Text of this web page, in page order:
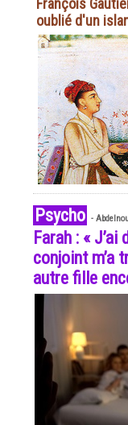
François
oublié d'un
Psycho -
Farah : «
conjoint m’a
autre fille